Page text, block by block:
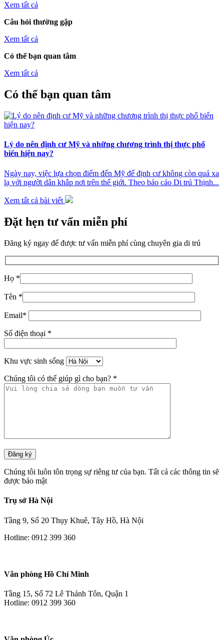
Xem tất cả
Câu hỏi thường gặp
Xem tất cả
Có thể bạn quan tâm
Xem tất cả
Có thể bạn quan tâm
Lý do nên định cư Mỹ và những chương trình thị thực phổ
biến hiện nay?
Ngày nay, việc lựa chọn điểm đến Mỹ để định cư không còn quá xa
lạ với người dân khắp nơi trên thế giới. Theo báo cáo Di trú Thịnh...
Xem tất cả bài viết
Đặt hẹn tư vấn miễn phí
Đăng ký ngay để được tư vấn miễn phí cùng chuyên gia di trú
Họ *
Tên *
Email*
Số điện thoại *
Khu vực sinh sống
Chúng tôi có thể giúp gì cho bạn? *
Chúng tôi luôn tôn trọng sự riêng tư của bạn. Tất cả các thông tin sẽ
được bảo mật
Trụ sở Hà Nội
Tầng 9, Số 20 Thụy Khuê, Tây Hồ, Hà Nội
Hotline: 0912 399 360
Văn phòng Hồ Chí Minh
Tầng 15, Số 72 Lê Thánh Tôn, Quận 1
Hotline: 0912 399 360